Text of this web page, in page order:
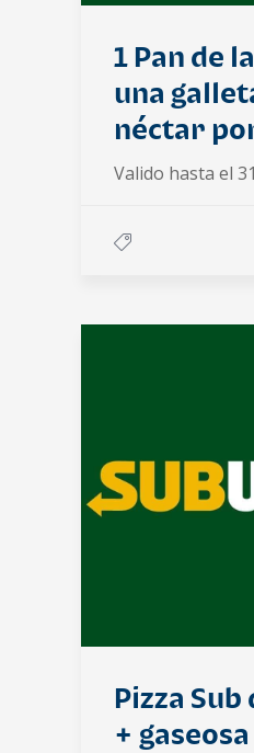
1 Pan de
una
néctar
Valido hasta el
Pizza Sub
+